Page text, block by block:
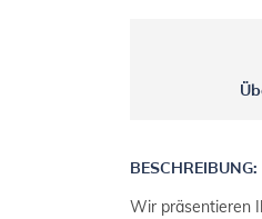
BESCHREIBUNG:
Wir präsentieren